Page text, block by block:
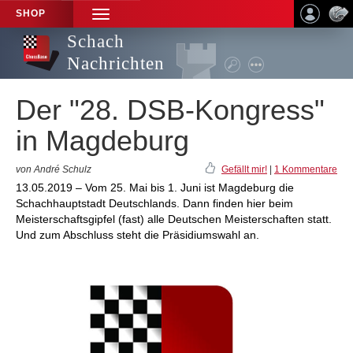
SHOP
TOGGLE
NAVIGATION
Schach
Nachrichten
Der "28. DSB-Kongress"
in Magdeburg
von André Schulz Gefällt mir! 1 Kommentare
13.05.2019 – Vom 25. Mai bis 1. Juni ist Magdeburg die
Schachhauptstadt Deutschlands. Dann finden hier beim
Meisterschaftsgipfel (fast) alle Deutschen Meisterschaften statt.
Und zum Abschluss steht die Präsidiumswahl an.